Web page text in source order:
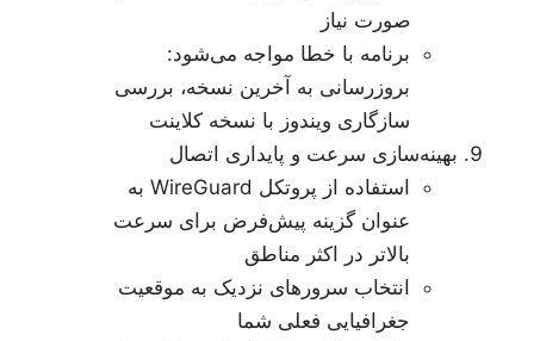
صورت نیاز
برنامه با خطا مواجه می‌شود:
بروزرسانی به آخرین نسخه، بررسی
سازگاری ویندوز با نسخه کلاینت
بهینه‌سازی سرعت و پایداری اتصال
استفاده از پروتکل WireGuard به
عنوان گزینه پیش‌فرض برای سرعت
بالاتر در اکثر مناطق
انتخاب سرورهای نزدیک به موقعیت
جغرافیایی فعلی شما